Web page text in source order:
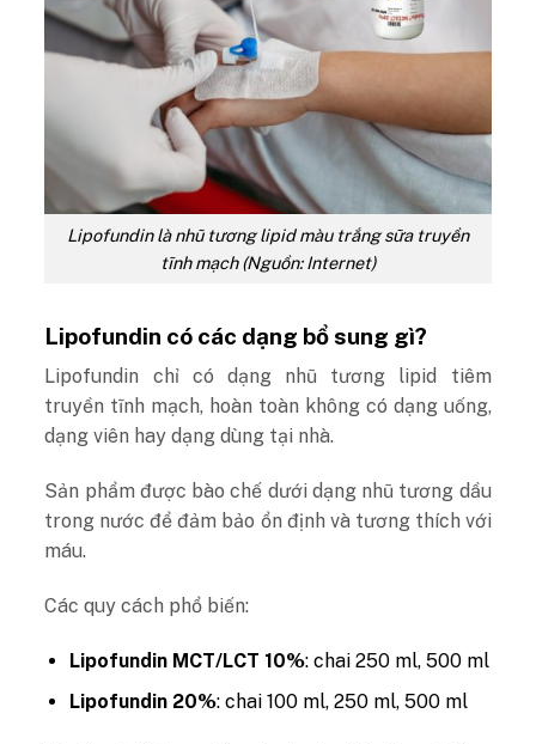
Lipofundin là nhũ tương lipid màu trắng sữa truyền
tĩnh mạch (Nguồn: Internet)
Lipofundin có các dạng bổ sung gì?
Lipofundin chỉ có dạng nhũ tương lipid tiêm
truyền tĩnh mạch, hoàn toàn không có dạng uống,
dạng viên hay dạng dùng tại nhà.
Sản phẩm được bào chế dưới dạng nhũ tương dầu
trong nước để đảm bảo ổn định và tương thích với
máu.
Các quy cách phổ biến:
Lipofundin MCT/LCT 10%: chai 250 ml, 500 ml
Lipofundin 20%: chai 100 ml, 250 ml, 500 ml